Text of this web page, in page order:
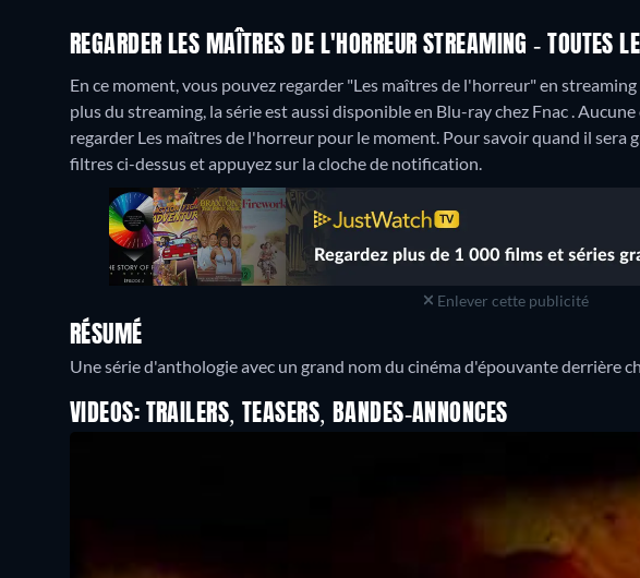
REGARDER LES MAÎTRES DE L'HORREUR STREAMING - TOUTES
En ce moment, vous pouvez regarder "Les maîtres de l'horreur" en
plus du streaming, la série est aussi disponible en Blu-ray chez Fnac .
regarder Les maîtres de l'horreur pour le moment. Pour savoir quand il sera
filtres ci-dessus et appuyez sur la cloche de notification.
Enlever cette publicité
RÉSUMÉ
Une série d'anthologie avec un grand nom du cinéma d'épouvante derrière
VIDEOS: TRAILERS, TEASERS, BANDES-ANNONCES